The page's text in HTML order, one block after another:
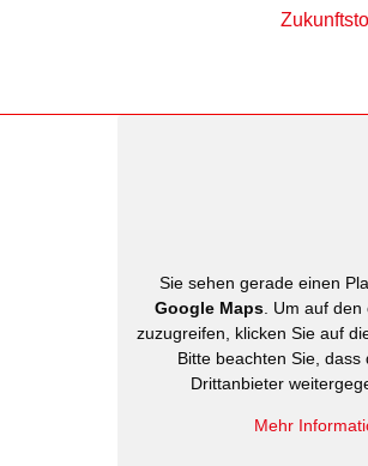
Sie sehen gerade einen
Google Maps. Um auf den
zuzugreifen, klicken Sie auf
Bitte beachten Sie, dass
Drittanbieter
Mehr